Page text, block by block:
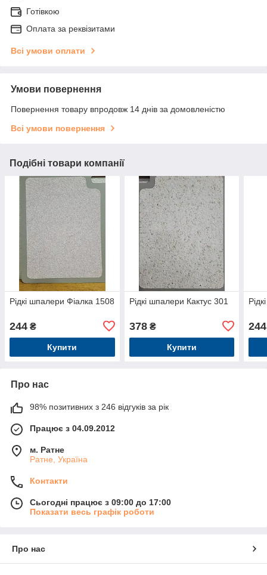
Готівкою
Оплата за реквізитами
Всі умови оплати
Умови повернення
Повернення товару впродовж 14 днів за домовленістю
Всі умови повернення
Подібні товари компанії
Рідкі шпалери Фіалка 1508
244 ₴
Купити
Рідкі шпалери Кактус 301
378₴
Купити
244
Про нас
98% позитивних з 246 відгуків за рік
Працює з 04.09.2012
м. Ратне
Ратне, Україна
Контакти
Сьогодні працює з 09:00 до 17:00
Показати весь графік роботи
Про нас